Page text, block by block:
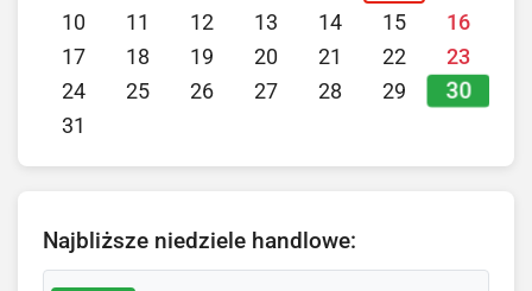
10
11 12 13 14 15
16
17
18 19 20 21 22
23
24
25 26 27 28 29 30
31
Najbliższe niedziele handlowe: